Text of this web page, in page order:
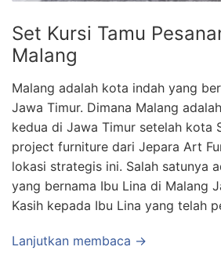
Set Kursi Tamu
Malang
Malang adalah kota indah yang
Jawa Timur. Dimana Malang
kedua di Jawa Timur setelah kota
project furniture dari Jepara Art
lokasi strategis ini. Salah satunya
yang bernama Ibu Lina di Malang
Kasih kepada Ibu Lina yang telah
Lanjutkan membaca →